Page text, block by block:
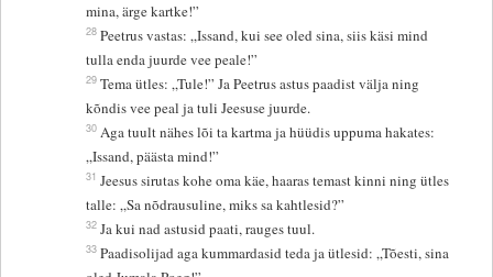
mina, ärge kartke!”
28 Peetrus vastas: „Issand, kui see oled sina, siis käsi mind
tulla enda juurde vee peale!”
29 Tema ütles: „Tule!” Ja Peetrus astus paadist välja ning
kõndis vee peal ja tuli Jeesuse juurde.
30 Aga tuult nähes lõi ta kartma ja hüüdis uppuma hakates:
„Issand, päästa mind!”
31 Jeesus sirutas kohe oma käe, haaras temast kinni ning ütles
talle: „Sa nõdrausuline, miks sa kahtlesid?”
32 Ja kui nad astusid paati, rauges tuul.
33 Paadisolijad aga kummardasid teda ja ütlesid: „Tõesti, sina